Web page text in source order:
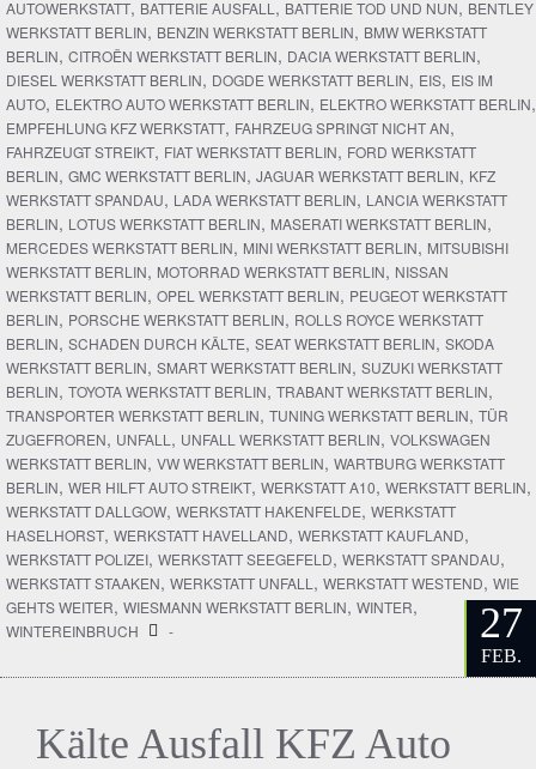
AUTOWERKSTATT, BATTERIE AUSFALL , BATTERIE TOD UND NUN, BENTLEY
WERKSTATT BERLIN, BENZIN WERKSTATT BERLIN, BMW WERKSTATT
BERLIN, CITROËN WERKSTATT BERLIN, DACIA WERKSTATT BERLIN,
DIESEL WERKSTATT BERLIN, DOGDE WERKSTATT BERLIN, EIS, EIS IM
AUTO, ELEKTRO AUTO WERKSTATT BERLIN, ELEKTRO WERKSTATT BERLIN,
EMPFEHLUNG KFZ WERKSTATT, FAHRZEUG SPRINGT NICHT AN,
FAHRZEUGT STREIKT, FIAT WERKSTATT BERLIN, FORD WERKSTATT
BERLIN, GMC WERKSTATT BERLIN, JAGUAR WERKSTATT BERLIN, KFZ
WERKSTATT SPANDAU, LADA WERKSTATT BERLIN, LANCIA WERKSTATT
BERLIN, LOTUS WERKSTATT BERLIN, MASERATI WERKSTATT BERLIN,
MERCEDES WERKSTATT BERLIN, MINI WERKSTATT BERLIN, MITSUBISHI
WERKSTATT BERLIN, MOTORRAD WERKSTATT BERLIN, NISSAN
WERKSTATT BERLIN, OPEL WERKSTATT BERLIN, PEUGEOT WERKSTATT
BERLIN, PORSCHE WERKSTATT BERLIN, ROLLS ROYCE WERKSTATT
BERLIN, SCHADEN DURCH KÄLTE, SEAT WERKSTATT BERLIN, SKODA
WERKSTATT BERLIN, SMART WERKSTATT BERLIN, SUZUKI WERKSTATT
BERLIN, TOYOTA WERKSTATT BERLIN, TRABANT WERKSTATT BERLIN,
TRANSPORTER WERKSTATT BERLIN, TUNING WERKSTATT BERLIN, TÜR
ZUGEFROREN, UNFALL , UNFALL WERKSTATT BERLIN, VOLKSWAGEN
WERKSTATT BERLIN, VW WERKSTATT BERLIN, WARTBURG WERKSTATT
BERLIN, WER HILFT AUTO STREIKT, WERKSTATT A10, WERKSTATT BERLIN,
WERKSTATT DALLGOW, WERKSTATT HAKENFELDE, WERKSTATT
HASELHORST, WERKSTATT HAVELLAND, WERKSTATT KAUFLAND,
WERKSTATT POLIZEI, WERKSTATT SEEGEFELD, WERKSTATT SPANDAU,
WERKSTATT STAAKEN, WERKSTATT UNFALL , WERKSTATT WESTEND, WIE
GEHTS WEITER, WIESMANN WERKSTATT BERLIN, WINTER,
WINTEREINBRUCH - 27
FEB.
Kälte Ausfall KFZ Auto